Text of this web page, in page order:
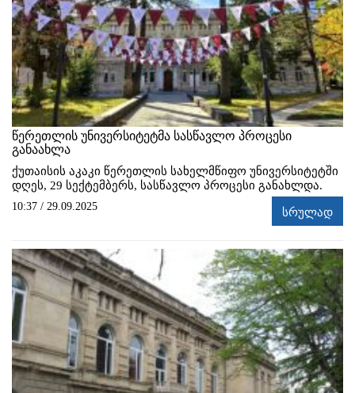
წერეთლის უნივერსიტეტმა სასწავლო პროცესი
განაახლა
ქუთაისის აკაკი წერეთლის სახელმწიფო უნივერსიტეტში
დღეს, 29 სექტემბერს, სასწავლო პროცესი განახლდა.
10:37 / 29.09.2025 სრულად